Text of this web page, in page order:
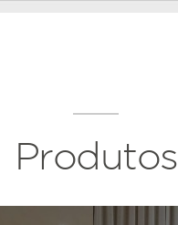
Produtos